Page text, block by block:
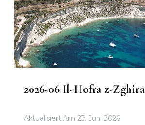
2026-06 Il-Hofra z-Zghira
Aktualisiert Am 22. Juni 2026